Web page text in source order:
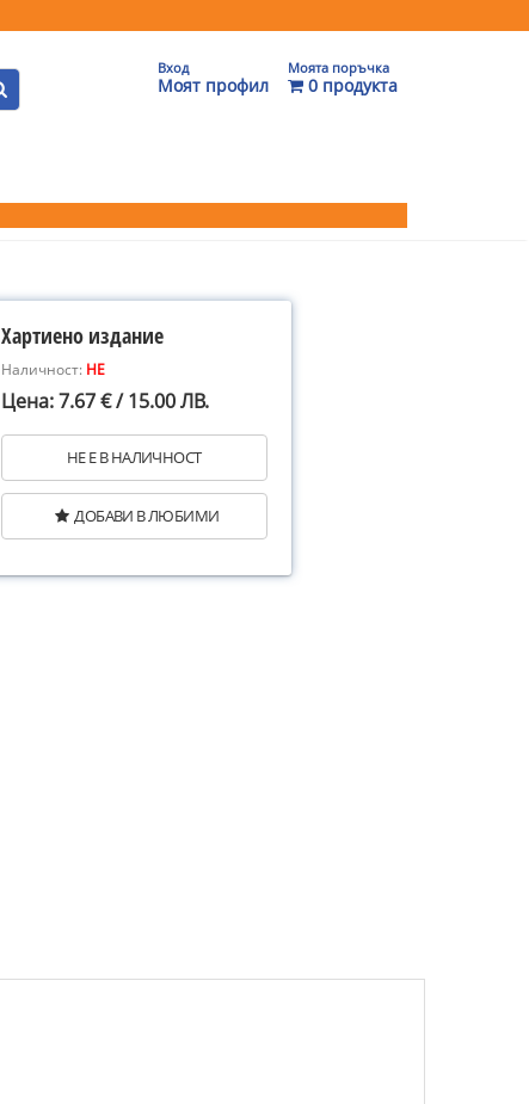
Вход
Моят профил
Моята поръчка
0 продукта
Хартиено издание
Наличност: НЕ
Цена: 7.67 € / 15.00 ЛВ.
НЕ Е В НАЛИЧНОСТ
ДОБАВИ В ЛЮБИМИ